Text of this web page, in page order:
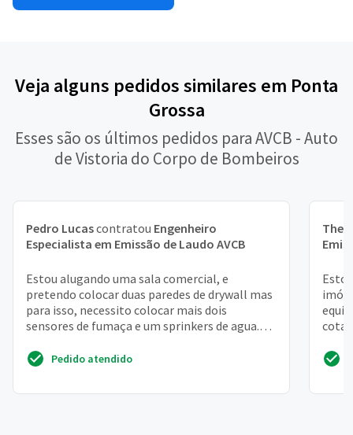
Veja alguns pedidos similares em Ponta
Grossa
Esses são os últimos pedidos para AVCB - Auto
de Vistoria do Corpo de Bombeiros
Pedro Lucascontratou Engenheiro
Especialista em Emissão de Laudo AVCB
Estou alugando uma sala comercial, e
pretendo colocar duas paredes de drywall mas
para isso, necessito colocar mais dois
sensores de fumaça e um sprinkers de agua.
Pedido atendido
Theo